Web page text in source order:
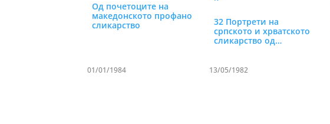
Од почетоците на
македонското профано
сликарство
01/01/1984
32 Портрети на
српското и хрватското
сликарство од…
13/05/1982